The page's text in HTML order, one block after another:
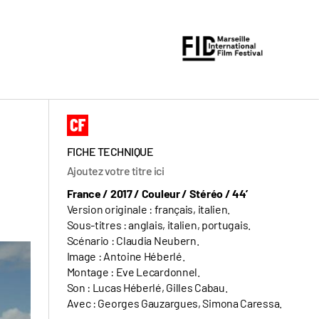
FICHE TECHNIQUE
Ajoutez votre titre ici
France / 2017 / Couleur / Stéréo / 44’
Version originale : français, italien.
Sous-titres : anglais, italien, portugais.
Scénario : Claudia Neubern.
Image : Antoine Héberlé.
Montage : Eve Lecardonnel.
Son : Lucas Héberlé, Gilles Cabau.
Avec : Georges Gauzargues, Simona Caressa.